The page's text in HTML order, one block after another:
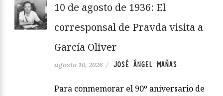
10 de agosto de 1936: El
corresponsal de Pravda visita a
García Oliver
agosto 10, 2026 / JOSÉ ÁNGEL MAÑAS
Para conmemorar el 90º aniversario de